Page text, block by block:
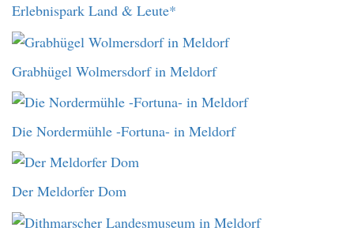
Erlebnispark Land & Leute*
Grabhügel Wolmersdorf in Meldorf
Die Nordermühle -Fortuna- in Meldorf
Der Meldorfer Dom